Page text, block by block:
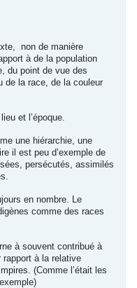
non de manière
à de la population
du point de vue des
de la race, de la couleur
et l’époque.
une hiérarchie, une
il est peu d’exemple de
persécutés, assimilés
en nombre. Le
comme des races
à souvent contribué à
rapport à la relative
(Comme l’était les